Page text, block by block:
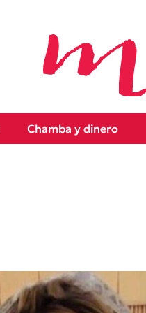
Chamba y dinero